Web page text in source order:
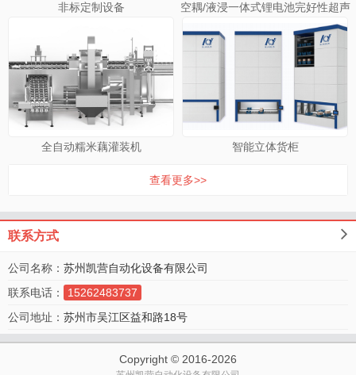
非标定制设备
空耦/液浸一体式锂电池完好性超声
全自动糯米藕灌装机 智能立体货柜
查看更多>>
联系方式
公司名称： 苏州凯营自动化设备有限公司
联系电话：
15262483737
公司地址： 苏州市吴江区益和路18号
Copyright © 2016-2026